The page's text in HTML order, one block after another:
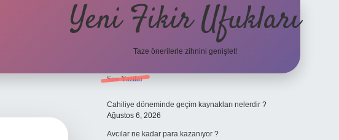
Yeni Fikir Ufukları
Taze önerilerle zihnini genişlet!
Sidebar
Son Yazılar
Cahiliye döneminde geçim kaynakları nelerdir ?
Ağustos 6, 2026
Avcılar ne kadar para kazanıyor ?